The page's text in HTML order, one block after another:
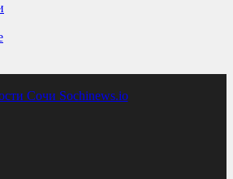
Сочи Sochinews.io